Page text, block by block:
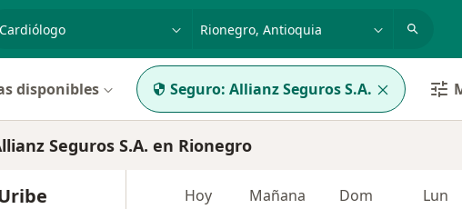
enfermedad o nombre
disponibles Seguro: Allianz Seguros S.A.
Seguros S.A. en Rionegro
Hoy Mañana Dom Lun